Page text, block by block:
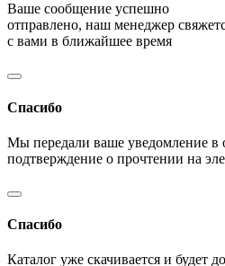
Ваше сообщение успешно
отправлено, наш менеджер
с вами в ближайшее время
Спасибо
Мы передали ваше уведомление в
подтверждение о прочтении на
Спасибо
Каталог уже скачивается и будет